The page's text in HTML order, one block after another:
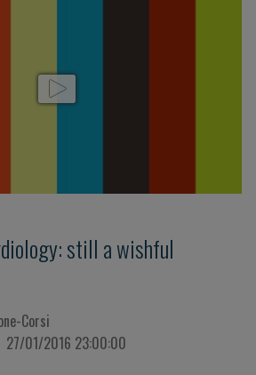
still a wishful
Corsi
27/01/2016 23:00:00